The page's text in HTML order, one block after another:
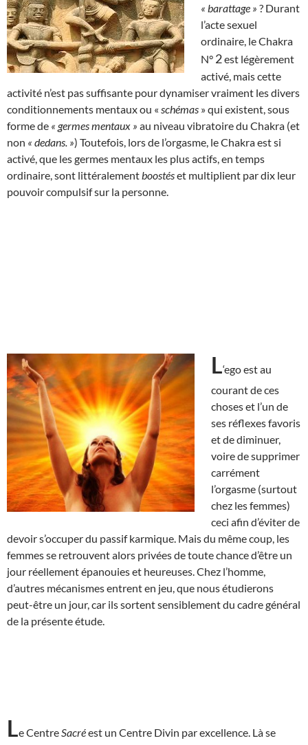
« barattage » ? Durant
l’acte sexuel
ordinaire, le Chakra
N° 2est légèrement
activé, mais cette
activité n’est pas suffisante pour dynamiser vraiment les divers
conditionnements mentaux ou « schémas » qui existent, sous
forme de « germes mentaux » au niveau vibratoire du Chakra (et
non « dedans. ») Toutefois, lors de l’orgasme, le Chakra est si
activé, que les germes mentaux les plus actifs, en temps
ordinaire, sont littéralement boostéset multiplient par dix leur
pouvoir compulsif sur la personne.
L‘ego est au
courant de ces
choses et l’un de
ses réflexes favoris
et de diminuer,
voire de supprimer
carrément
l’orgasme (surtout
chez les femmes)
ceci afin d’éviter de
devoir s’occuper du passif karmique. Mais du même coup, les
femmes se retrouvent alors privées de toute chance d’être un
jour réellement épanouies et heureuses. Chez l’homme,
d’autres mécanismes entrent en jeu, que nous étudierons
peut-être un jour, car ils sortent sensiblement du cadre général
de la présente étude.
Le Centre Sacréest un Centre Divin par excellence. Là se